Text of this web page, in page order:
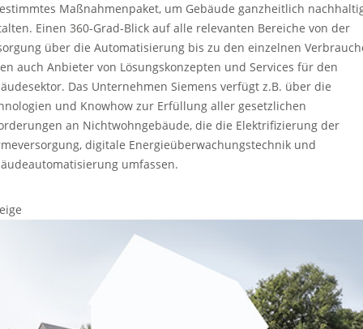
Maßnahmenpaket, um Gebäude ganzheitlich
Einen 360-Grad-Blick auf alle relevanten Bereiche von der
über die Automatisierung bis zu den einzelnen
auch Anbieter von Lösungskonzepten und Services für den
Das Unternehmen Siemens verfügt z.B. über die
und Knowhow zur Erfüllung aller gesetzlichen
an Nichtwohngebäude, die die Elektrifizierung der
digitale Energieüberwachungstechnik und
umfassen.